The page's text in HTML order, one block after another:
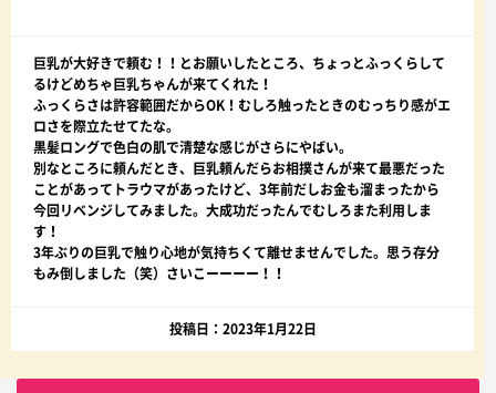
巨乳が大好きで頼む！！とお願いしたところ、ちょっとふっくらして
るけどめちゃ巨乳ちゃんが来てくれた！
ふっくらさは許容範囲だからOK！むしろ触ったときのむっちり感がエ
ロさを際立たせてたな。
黒髪ロングで色白の肌で清楚な感じがさらにやばい。
別なところに頼んだとき、巨乳頼んだらお相撲さんが来て最悪だった
ことがあってトラウマがあったけど、3年前だしお金も溜まったから
今回リベンジしてみました。大成功だったんでむしろまた利用しま
す！
3年ぶりの巨乳で触り心地が気持ちくて離せませんでした。思う存分
もみ倒しました（笑）さいこーーーー！！
投稿日：2023年1月22日